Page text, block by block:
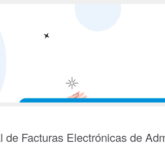
de Facturas Electrónicas de